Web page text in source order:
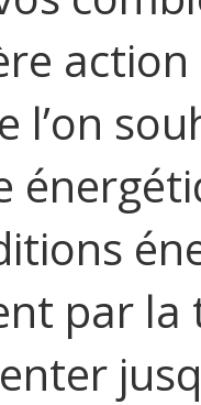
l’on
par